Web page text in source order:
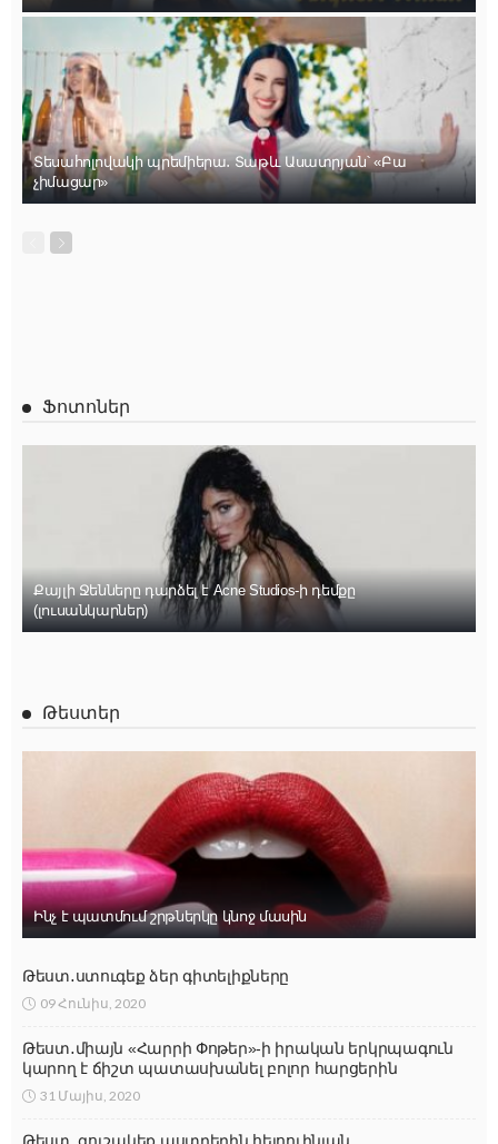
Տեսահոլովակի պրեմիերա․ Տաթև Ասատրյան՝ «Բա
չիմացար»
Ֆոտոներ
Քայլի Ջենները դարձել է Acne Studios-ի դեմքը
(լուսանկարներ)
Թեստեր
Ինչ է պատմում շրթներկը կնոջ մասին
Թեստ․ստուգեք ձեր գիտելիքները
09 Հունիս, 2020
Թեստ․միայն «Հարրի Փոթեր»-ի իրական երկրպագուն
կարող է ճիշտ պատասխանել բոլոր հարցերին
31 Մայիս, 2020